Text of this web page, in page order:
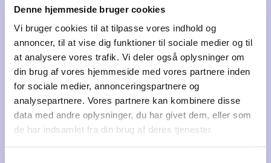
Denne hjemmeside bruger cookies
Vi bruger cookies til at tilpasse vores indhold og
annoncer, til at vise dig funktioner til sociale medier og til
at analysere vores trafik. Vi deler også oplysninger om
din brug af vores hjemmeside med vores partnere inden
for sociale medier, annonceringspartnere og
analysepartnere. Vores partnere kan kombinere disse
data med andre oplysninger, du har givet dem, eller som
de har indsamlet fra din brug af deres tjenester.
udviklet sig til et pragtfuldt sted med ca. 20
små kolonihaver fra 25 – 250 m2. Frugttræerne
er blevet store og er en fryd for øjet. Et par
små drivhuse og hønsehold er også kommet
til. Mange bær, blomster, forskellige
grønsager, krydderurter - og masser af smukt
ukrudt - gør området til en farverig og
sanselig oplevelse. Store kvaskompostbunker
ligger og gemmer sig med gode